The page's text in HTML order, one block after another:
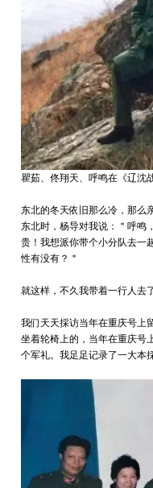
瞿茹、佟翔天、呼鸣在《辽沈
东北的冬天依旧那么冷，那么
东北时，杨导对我说：＂呼鸣
贵！我想派你带个小分队去一
性有没有？＂
就这样，不久我带着一行人去
我们天天採访当年在重庆号上
坐着轮椅上的，当年在重庆号
个军礼。我足足记录了一大本